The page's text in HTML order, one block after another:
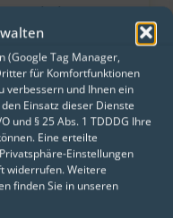
(Google Tag Manager,
für Komfortfunktionen
verbessern und Ihnen ein
Einsatz dieser Dienste
und § 25 Abs. 1 TDDDG Ihre
Eine erteilte
Einstellungen
widerrufen. Weitere
finden Sie in unseren
der
tatsächlich
sich die
Sie uns an
Data
betreut seit